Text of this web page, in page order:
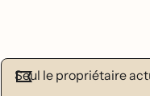
Seul le propriétaire